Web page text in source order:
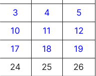
3 4
5
10 11
12
17 18
19
24 25
26